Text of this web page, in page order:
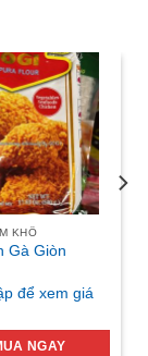
KHÔ
Gà Giòn
để xem giá
NGAY